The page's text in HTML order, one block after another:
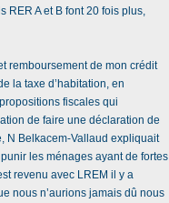
RER A et B font 20 fois plus,
remboursement de mon crédit
la taxe d’habitation, en
fiscales qui
de faire une déclaration de
N Belkacem-Vallaud expliquait
les ménages ayant de fortes
revenu avec LREM il y a
nous n’aurions jamais dû nous